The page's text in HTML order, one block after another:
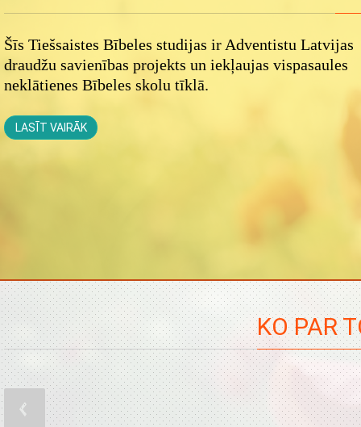
Šīs Tiešsaistes Bībeles studijas ir Adventistu Latvijas
draudžu savienības projekts un iekļaujas vispasaules
neklātienes Bībeles skolu tīklā.
LASĪT VAIRĀK
KO PAR
Jēzus mūsu